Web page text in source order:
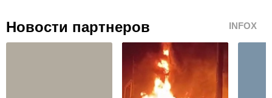
Новости партнеров INFOX